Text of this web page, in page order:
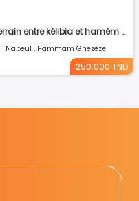
Terrain entre kélibia et hamém elghzez
Nabeul , Hammam Ghezèze
250.000 TND